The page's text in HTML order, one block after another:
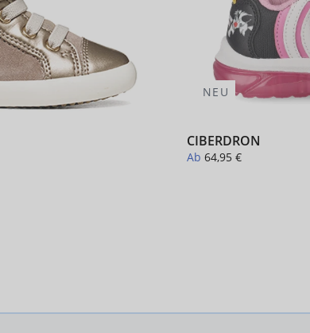
NEU
CIBERDRON
Ab 64,95 €